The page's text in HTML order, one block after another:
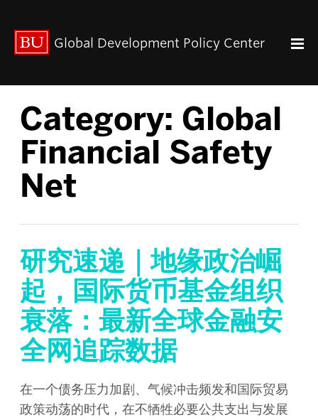
关于我们
联系我们
Paul Streeten 讲座
中心架构
数据资源
中国与全球发展
人力资本
中心团队
中心领导
研究团队
GDP IN ENGLISH
Global Development Policy Center
Category: Global
Financial Safety
Net
研究速递｜地缘政治崛
起，国际货币基金组织
衰落：最新全球金融安
全网追踪数据
在一个债务压力加剧、气候冲击频发和国际贸易
政策动荡的时代，在不牺牲必要公共支出与发展